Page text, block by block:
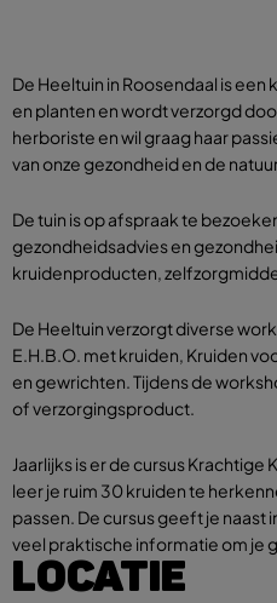
De Heeltuin in Roosendaal is
en planten en wordt verzorgd
herboriste en wil graag haar
van onze gezondheid en de
De tuin is op afspraak te
gezondheidsadvies en
kruidenproducten,
De Heeltuin verzorgt diverse
E.H.B.O. met kruiden, Kruiden
en gewrichten. Tijdens de
of verzorgingsproduct.
Jaarlijks is er de cursus Krachtige
leer je ruim 30 kruiden te
passen. De cursus geeft je
veel praktische informatie om je
LOCATIE